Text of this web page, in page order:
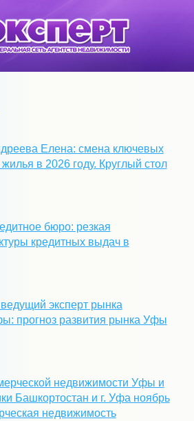
Елена: смена ключевых
в 2026 году. Круглый стол
бюро: резкая
кредитных выдач в
эксперт рынка
прогноз развития рынка Уфы
недвижимости Уфы и
Башкортостан и г. Уфа ноябрь
недвижимость